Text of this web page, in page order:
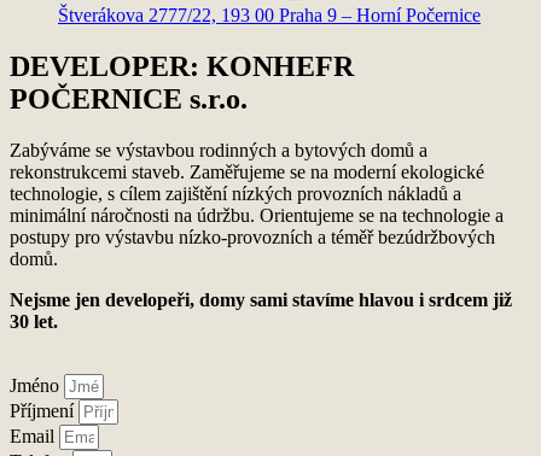
Štverákova 2777/22, 193 00 Praha 9 – Horní Počernice
DEVELOPER: KONHEFR
POČERNICE s.r.o.
Zabýváme se výstavbou rodinných a bytových domů a
rekonstrukcemi staveb. Zaměřujeme se na moderní ekologické
technologie, s cílem zajištění nízkých provozních nákladů a
minimální náročnosti na údržbu. Orientujeme se na technologie a
postupy pro výstavbu nízko-provozních a téměř bezúdržbových
domů.
Nejsme jen developeři, domy sami stavíme hlavou i srdcem již
30 let.
Jméno
Příjmení
Email